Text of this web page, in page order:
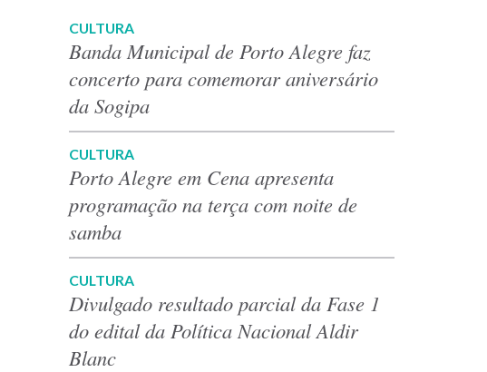
CULTURA
Banda Municipal de Porto Alegre faz
concerto para comemorar aniversário
da Sogipa
CULTURA
Porto Alegre em Cena apresenta
programação na terça com noite de
samba
CULTURA
Divulgado resultado parcial da Fase 1
do edital da Política Nacional Aldir
Blanc